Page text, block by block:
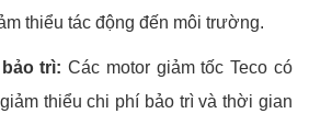
thiểu tác động đến môi trường.
trì: Các motor giảm tốc Teco có
thiểu chi phí bảo trì và thời gian